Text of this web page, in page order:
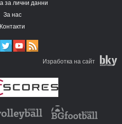
за лични данни
За нас
Контакти
Изработка на сайт